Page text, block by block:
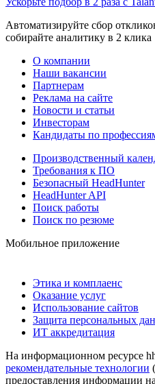
Автоматизируйте сбор
собирайте аналитику в 2 клика
О компании
Наши вакансии
Партнерам
Реклама на сайте
Новости и статьи
Инвесторам
Кандидаты по
Производственный
Требования к ПО
Безопасный HeadHunter
HeadHunter API
Поиск работы
Поиск по резюме
Мобильное приложение
Этика и комплаенс
Оказание услуг
Использование сайтов
Защита персональных
ИТ аккредитация
На информационном ресурсе
рекомендательные технологии
предоставления информации